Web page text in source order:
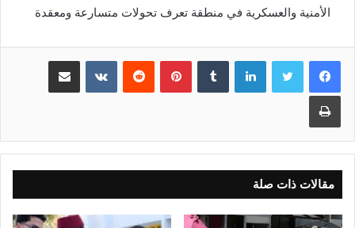
الأمنية والعسكرية في منطقة تعرف تحولات متسارعة ومعقدة
لينكدإن بينتيريست مشاركة عبر البريد
طباعة
مقالات ذات صلة